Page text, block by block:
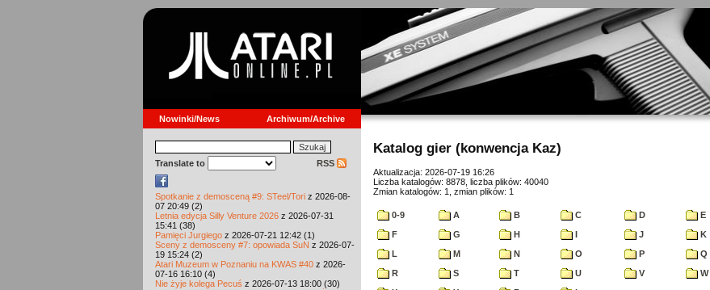
Nowinki/News Archiwum/Archive
Translate to RSS
Spotkanie z demosceną #9: STeel/Tori z 2026-08-
07 20:49 (2)
Letnia edycja Silly Venture 2026 z 2026-07-31
15:41 (38)
Pamięci Jurgiego z 2026-07-21 12:42 (1)
Sceny z demosceny #7: opowiada SuN z 2026-07-
19 15:24 (2)
Atari Muzeum w Poznaniu na KWAS #40 z 2026-
07-16 16:10 (4)
Nie żyje kolega Pecuś z 2026-07-13 18:00 (30)
Katalog gier (konwencja Kaz)
Aktualizacja: 2026-07-19 16:26
Liczba katalogów: 8878, liczba plików: 40040
Zmian katalogów: 1, zmian plików: 1
0-9 A B C D
E
F
G H I J
K
L
M N O P
Q
R
S T U V
W